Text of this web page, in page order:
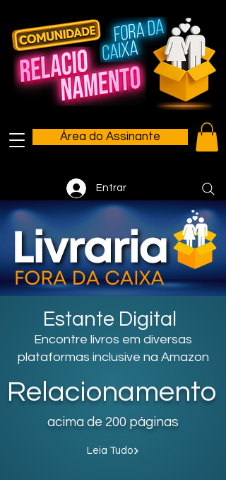
Área do Assinante
Entrar
Estante Digital
Encontre livros em diversas
plataformas inclusive na Amazon
Relacionamento
acima de 200 páginas
Leia Tudo